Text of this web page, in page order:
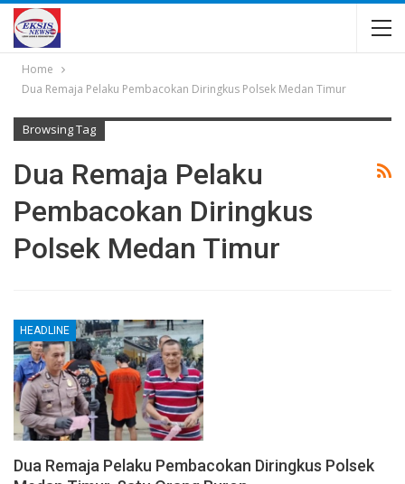
Home
Dua Remaja Pelaku Pembacokan Diringkus Polsek Medan Timur
Browsing Tag
Dua Remaja Pelaku
Pembacokan Diringkus
Polsek Medan Timur
HEADLINE
Dua Remaja Pelaku Pembacokan Diringkus Polsek